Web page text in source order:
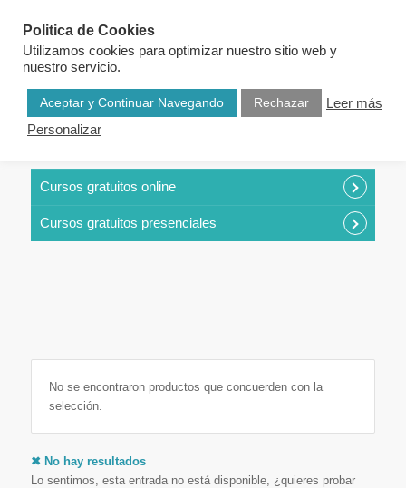
Cursos gratuitos online
Cursos gratuitos presenciales
No se encontraron productos que concuerden con la
selección.
✖ No hay resultados
Lo sentimos, esta entrada no está disponible, ¿quieres probar
Politica de Cookies
Utilizamos cookies para optimizar nuestro sitio web y
nuestro servicio.
Aceptar y Continuar Navegando Rechazar
Leer más
Personalizar